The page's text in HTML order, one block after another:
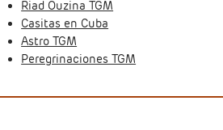
Riad Ouzina TGM
Casitas en Cuba
Astro TGM
Peregrinaciones TGM